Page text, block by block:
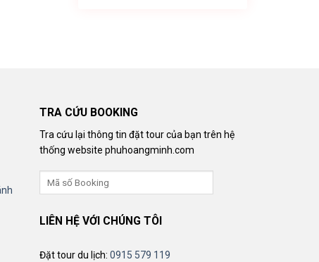
TRA CỨU BOOKING
Tra cứu lại thông tin đặt tour của bạn trên hệ
thống website phuhoangminh.com
LIÊN HỆ VỚI CHÚNG TÔI
Đặt tour du lịch: 0915 579 119